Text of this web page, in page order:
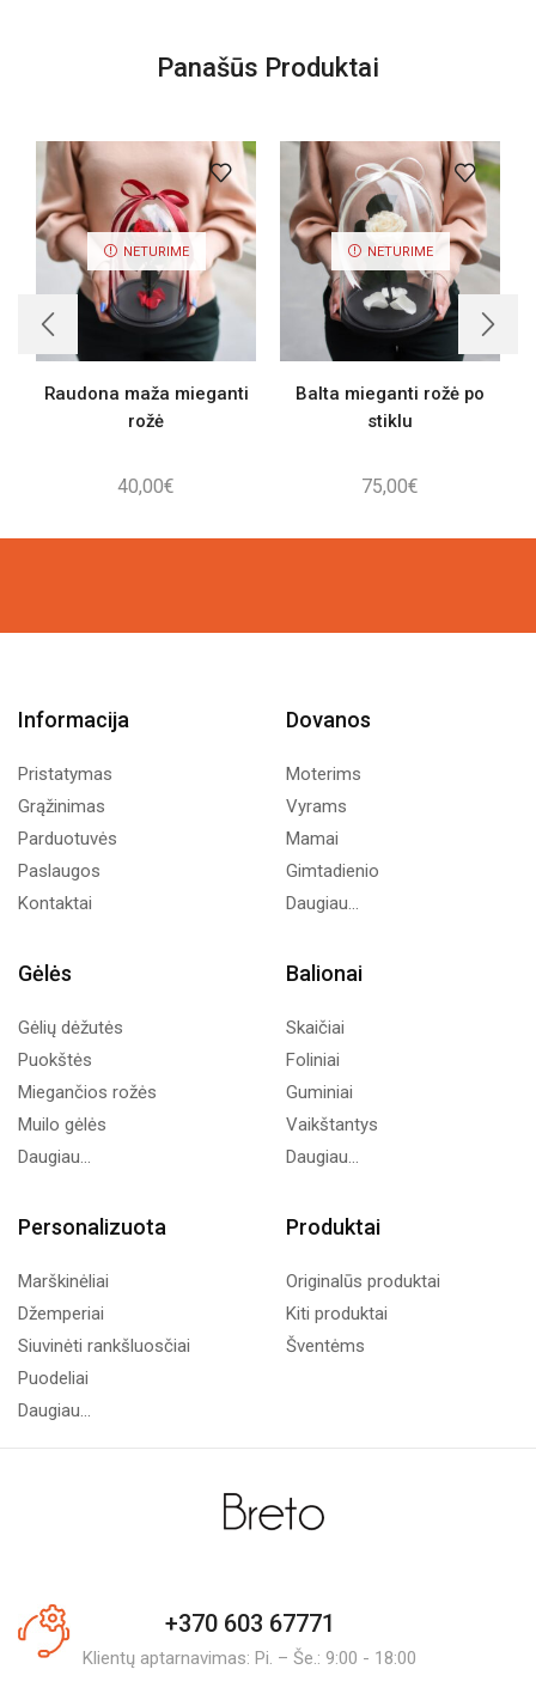
Panašūs Produktai
NETURIME
Raudona maža mieganti
rožė
40,00€
NETURIME
Balta mieganti rožė po
stiklu
75,00€
Informacija
Pristatymas
Grąžinimas
Parduotuvės
Paslaugos
Kontaktai
Dovanos
Moterims
Vyrams
Mamai
Gimtadienio
Daugiau...
Gėlės
Gėlių dėžutės
Puokštės
Miegančios rožės
Muilo gėlės
Daugiau...
Balionai
Skaičiai
Foliniai
Guminiai
Vaikštantys
Daugiau...
Personalizuota
Marškinėliai
Džemperiai
Siuvinėti rankšluosčiai
Puodeliai
Daugiau...
Produktai
Originalūs produktai
Kiti produktai
Šventėms
+370 603 67771
Klientų aptarnavimas: Pi. – Še.: 9:00 - 18:00